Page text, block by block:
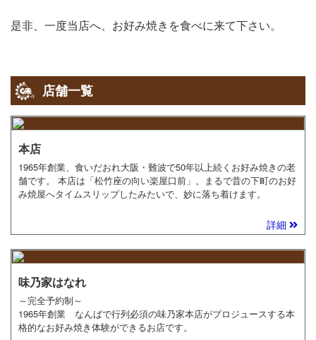
是非、一度当店へ、お好み焼きを食べに来て下さい。
店舗一覧
本店
1965年創業、食いだおれ大阪・難波で50年以上続くお好み焼きの老
舗です。 本店は「松竹座の向い楽屋口前」。まるで昔の下町のお好
み焼屋へタイムスリップしたみたいで、妙に落ち着けます。
詳細
味乃家はなれ
～完全予約制～
1965年創業 なんばで行列必須の味乃家本店がプロジュースする本
格的なお好み焼き体験ができるお店です。